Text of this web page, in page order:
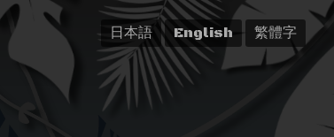
日本語 English 繁體字